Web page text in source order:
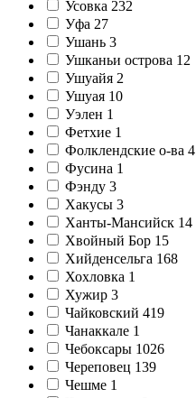
Усовка 232
Уфа 27
Ушань 3
Ушканьи острова 12
Ушуайя 2
Ушуая 10
Уэлен 1
Фетхие 1
Фолклендские о-ва 4
Фусина 1
Фэнду 3
Хакусы 3
Ханты-Мансийск 14
Хвойный Бор 15
Хийденсельга 168
Хохловка 1
Хужир 3
Чайковский 419
Чанаккале 1
Чебоксары 1026
Череповец 139
Чешме 1